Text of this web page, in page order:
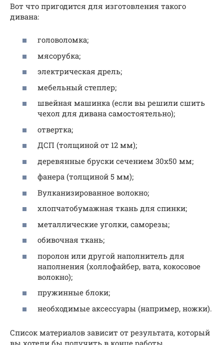
Вот что пригодится для изготовления такого
дивана:
головоломка;
мясорубка;
электрическая дрель;
мебельный степлер;
швейная машинка (если вы решили сшить
чехол для дивана самостоятельно);
отвертка;
ДСП (толщиной от 12 мм);
деревянные бруски сечением 30х50 мм;
фанера (толщиной 5 мм);
Вулканизированное волокно;
хлопчатобумажная ткань для спинки;
металлические уголки, саморезы;
обивочная ткань;
поролон или другой наполнитель для
наполнения (холлофайбер, вата, кокосовое
волокно);
пружинные блоки;
необходимые аксессуары (например, ножки).
Список материалов зависит от результата, который
вы хотели бы получить в конце работы.